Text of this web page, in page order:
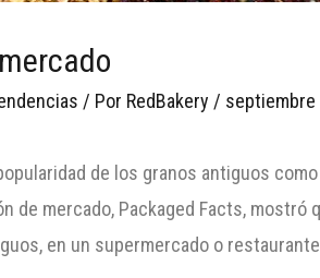
/ Por RedBakery / septiembre
de los granos antiguos
de mercado, Packaged Facts,
en un supermercado o